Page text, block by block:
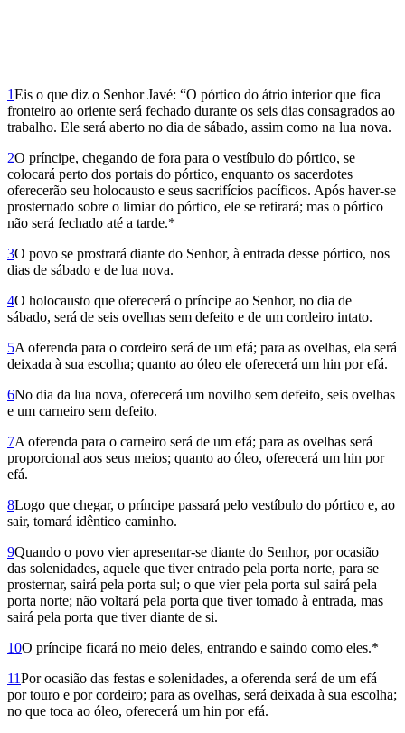
1Eis o que diz o Senhor Javé: “O pórtico do átrio interior que fica
fronteiro ao oriente será fechado durante os seis dias consagrados ao
trabalho. Ele será aberto no dia de sábado, assim como na lua nova.
2O príncipe, chegando de fora para o vestíbulo do pórtico, se
colocará perto dos portais do pórtico, enquanto os sacerdotes
oferecerão seu holocausto e seus sacrifícios pacíficos. Após haver-se
prosternado sobre o limiar do pórtico, ele se retirará; mas o pórtico
não será fechado até a tarde.*
3O povo se prostrará diante do Senhor, à entrada desse pórtico, nos
dias de sábado e de lua nova.
4O holocausto que oferecerá o príncipe ao Senhor, no dia de
sábado, será de seis ovelhas sem defeito e de um cordeiro intato.
5A oferenda para o cordeiro será de um efá; para as ovelhas, ela será
deixada à sua escolha; quanto ao óleo ele oferecerá um hin por efá.
6No dia da lua nova, oferecerá um novilho sem defeito, seis ovelhas
e um carneiro sem defeito.
7A oferenda para o carneiro será de um efá; para as ovelhas será
proporcional aos seus meios; quanto ao óleo, oferecerá um hin por
efá.
8Logo que chegar, o príncipe passará pelo vestíbulo do pórtico e, ao
sair, tomará idêntico caminho.
9Quando o povo vier apresentar-se diante do Senhor, por ocasião
das solenidades, aquele que tiver entrado pela porta norte, para se
prosternar, sairá pela porta sul; o que vier pela porta sul sairá pela
porta norte; não voltará pela porta que tiver tomado à entrada, mas
sairá pela porta que tiver diante de si.
10O príncipe ficará no meio deles, entrando e saindo como eles.*
11Por ocasião das festas e solenidades, a oferenda será de um efá
por touro e por cordeiro; para as ovelhas, será deixada à sua escolha;
no que toca ao óleo, oferecerá um hin por efá.